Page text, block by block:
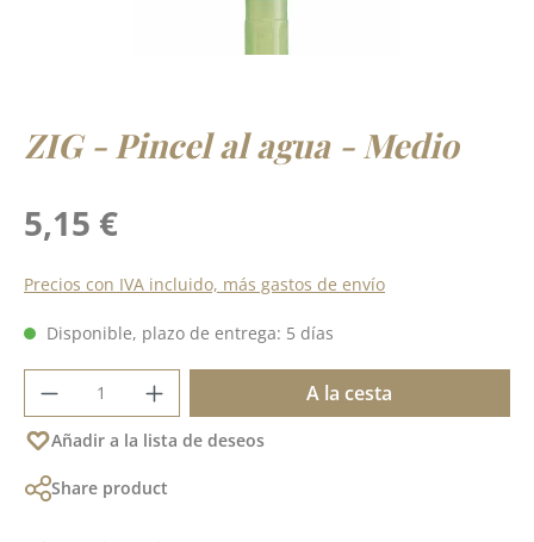
ZIG - Pincel al agua - Medio
Precio normal:
5,15 €
Precios con IVA incluido, más gastos de envío
Disponible, plazo de entrega: 5 días
Cantidad del producto: introduce la
A la cesta
Añadir a la lista de deseos
Share product